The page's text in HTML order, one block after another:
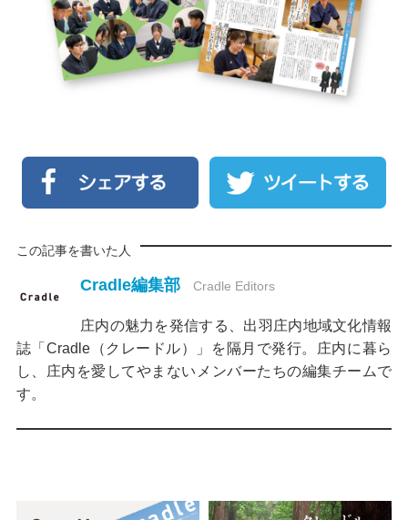
この記事を書いた人
Cradle編集部 Cradle Editors
庄内の魅力を発信する、出羽庄内地域文化情報
誌「Cradle（クレードル）」を隔月で発行。庄内に暮ら
し、庄内を愛してやまないメンバーたちの編集チームで
す。